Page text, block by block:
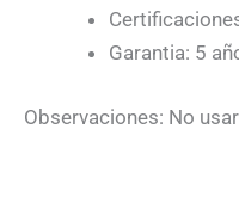
Garantia: 5
Observaciones: No